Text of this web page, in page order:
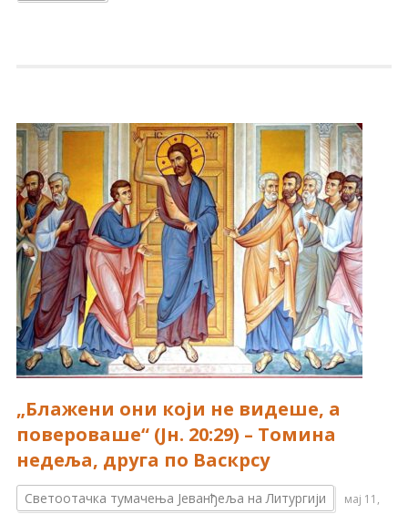
„Блажени они који не видеше, а
повероваше“ (Јн. 20:29) – Томина
недеља, друга по Васкрсу
Светоотачка тумачења Јеванђеља на Литургији
мај 11,